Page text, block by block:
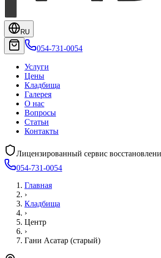
RU
054-731-0054
Услуги
Цены
Кладбища
Галерея
О нас
Вопросы
Статьи
Контакты
Лицензированный сервис
054-731-0054
Главная
›
Кладбища
›
Центр
›
Гани Асатар (старый)